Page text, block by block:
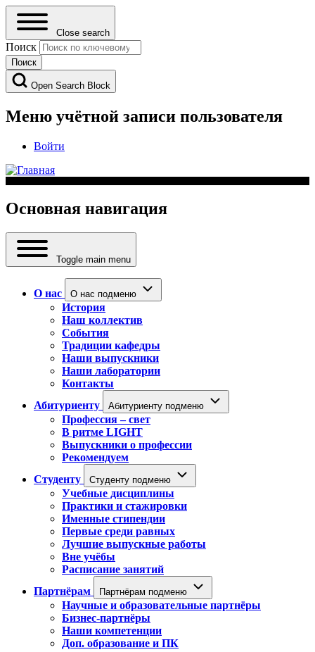
Close search
Поиск
Open Search Block
Меню учётной записи пользователя
Войти
Основная навигация
Toggle main menu
О нас О нас подменю
История
Наш коллектив
События
Традиции кафедры
Наши выпускники
Наши лаборатории
Контакты
Абитуриенту
Абитуриенту подменю
Профессия – свет
В ритме LIGHT
Выпускники о профессии
Рекомендуем
Студенту
Студенту подменю
Учебные дисциплины
Практики и стажировки
Именные стипендии
Первые среди равных
Лучшие выпускные работы
Вне учёбы
Расписание занятий
Партнёрам
Партнёрам подменю
Научные и образовательные партнёры
Бизнес-партнёры
Наши компетенции
Доп. образование и ПК